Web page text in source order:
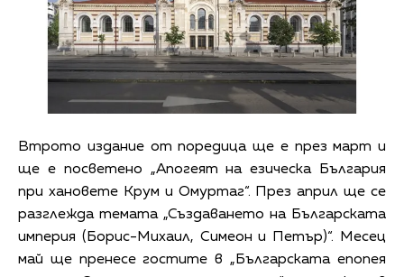
Втрото издание от поредица ще е през март и
ще е посветено „Апогеят на езическа България
при хановете Крум и Омуртаг“. През април ще се
разглежда темата „Създаването на Българската
империя (Борис-Михаил, Симеон и Петър)“. Месец
май ще пренесе гостите в „Българската епопея